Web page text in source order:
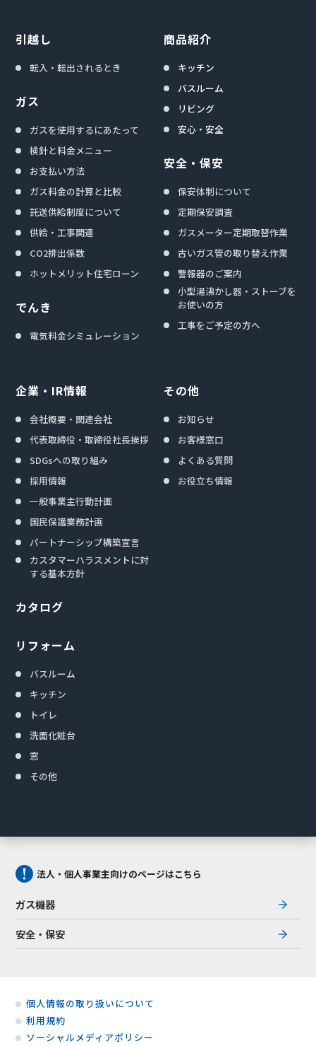
引越し
転入・転出されるとき
ガス
ガスを使用するにあたって
検針と料金メニュー
お支払い方法
ガス料金の計算と比較
託送供給制度について
供給・工事関連
CO2排出係数
ホットメリット住宅ローン
でんき
電気料金シミュレーション
商品紹介
キッチン
バスルーム
リビング
安心・安全
安全・保安
保安体制について
定期保安調査
ガスメーター定期取替作業
古いガス管の取り替え作業
警報器のご案内
小型湯沸かし器・ストーブを
お使いの方
工事をご予定の方へ
企業・IR情報
会社概要・関連会社
代表取締役・取締役社長挨拶
SDGsへの取り組み
採用情報
一般事業主行動計画
国民保護業務計画
パートナーシップ構築宣言
カスタマーハラスメントに対
する基本方針
カタログ
リフォーム
バスルーム
キッチン
トイレ
洗面化粧台
窓
その他
その他
お知らせ
お客様窓口
よくある質問
お役立ち情報
法人・個人事業主向けのページはこちら
ガス機器
安全・保安
個人情報の取り扱いについて
利用規約
ソーシャルメディアポリシー